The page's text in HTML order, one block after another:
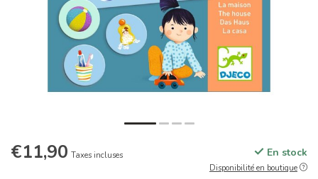
€11,90 Taxes incluses En stock
Disponibilité en boutique